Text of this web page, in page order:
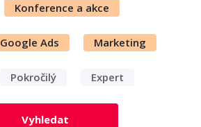
Konference a akce
Google Ads Marketing
Pokročilý Expert
Vyhledat